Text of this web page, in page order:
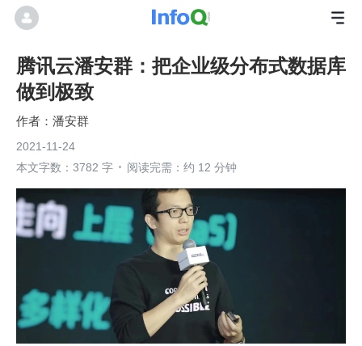
腾讯云潘安群：把企业级分布式数据库
做到极致
潘安群
2021-11-24
本文字数：3782 字
阅读完需：约 12 分钟